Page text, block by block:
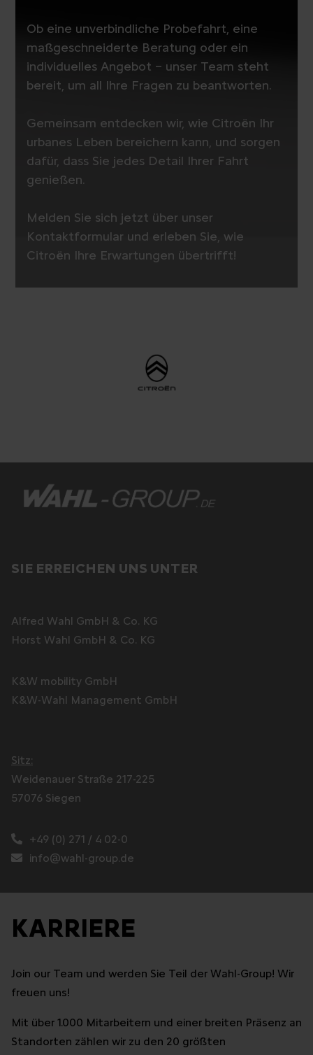
Ob eine unverbindliche Probefahrt, eine
maßgeschneiderte Beratung oder ein
individuelles Angebot – unser Team steht
bereit, um all Ihre Fragen zu beantworten.
Gemeinsam entdecken wir, wie Citroën Ihr
urbanes Leben bereichern kann, und sorgen
dafür, dass Sie jedes Detail Ihrer Fahrt
genießen.
Melden Sie sich jetzt über unser
Kontaktformular und erleben Sie, wie
Citroën Ihre Erwartungen übertrifft!
SIE ERREICHEN UNS UNTER
Alfred Wahl GmbH & Co. KG
Horst Wahl GmbH & Co. KG
K&W mobility GmbH
K&W-Wahl Management GmbH
Sitz:
Weidenauer Straße 217-225
57076 Siegen
+49 (0) 271 / 4 02-0
info@wahl-group.de
KARRIERE
Join our Team und werden Sie Teil der Wahl-Group! Wir
freuen uns!
Mit über 1.000 Mitarbeitern und einer breiten Präsenz an
Standorten zählen wir zu den 20 größten